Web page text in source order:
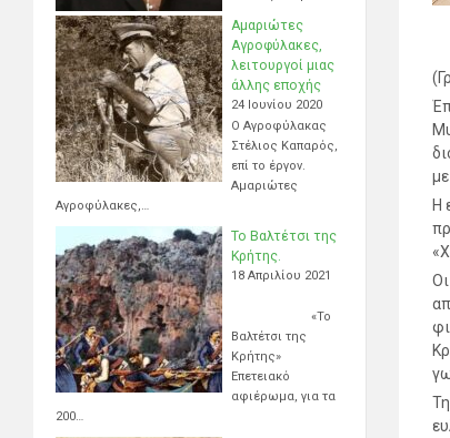
Η
Αμαριώτες
Αγροφύλακες,
λειτουργοί μιας
άλλης εποχής
24 Ιουνίου 2020
Ο Αγροφύλακας
Στέλιος Καπαρός,
επί το έργον.
Αμαριώτες
Αγροφύλακες,…
Το Βαλτέτσι της
Κρήτης.
18 Απριλίου 2021
«Το
Βαλτέτσι της
Κρήτης»
Επετειακό
αφιέρωμα, για τα
200…